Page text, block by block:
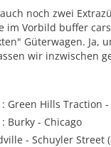
noch zwei
im Vorbild buffer
Güterwagen. Ja,
wir inzwischen
Green Hills Traction
Burky - Chicago
- Schuyler Street